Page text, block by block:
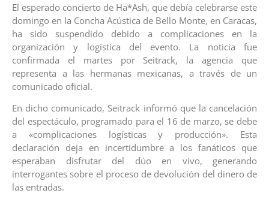
El esperado concierto de Ha*Ash, que debía celebrarse este
domingo en la Concha Acústica de Bello Monte, en Caracas,
ha sido suspendido debido a complicaciones en la
organización y logística del evento. La noticia fue
confirmada el martes por Seitrack, la agencia que
representa a las hermanas mexicanas, a través de un
comunicado oficial.
En dicho comunicado, Seitrack informó que la cancelación
del espectáculo, programado para el 16 de marzo, se debe
a «complicaciones logísticas y producción». Esta
declaración deja en incertidumbre a los fanáticos que
esperaban disfrutar del dúo en vivo, generando
interrogantes sobre el proceso de devolución del dinero de
las entradas.